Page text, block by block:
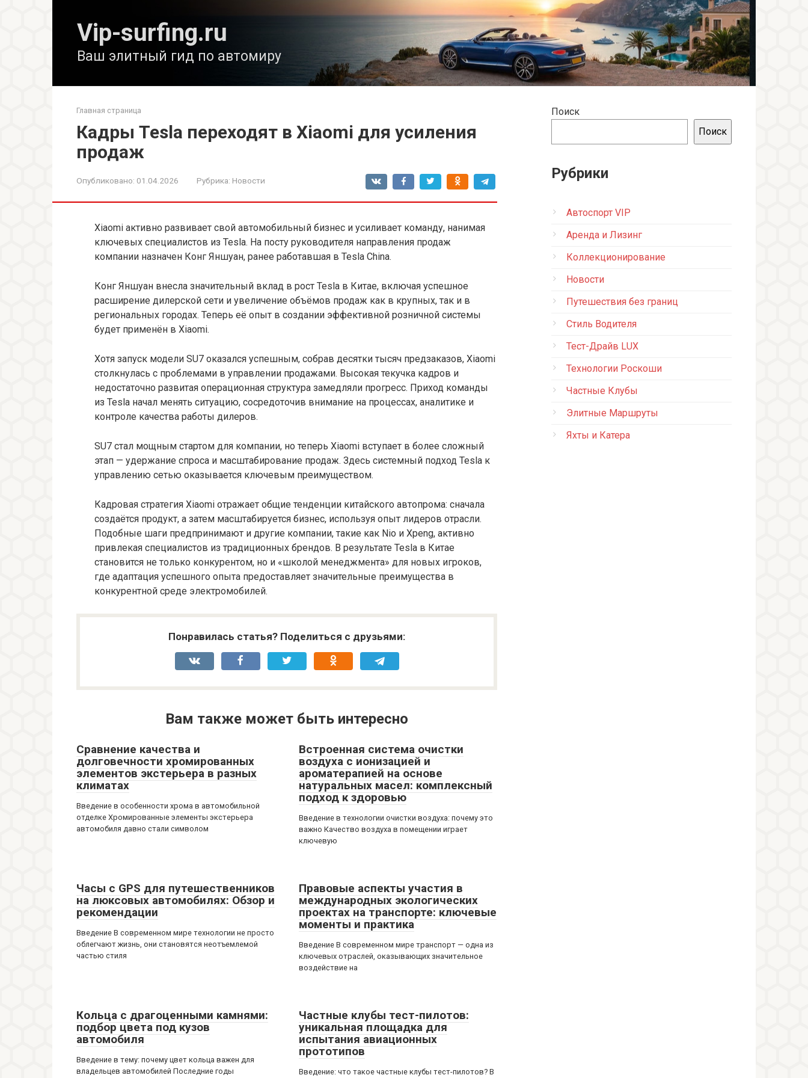
Vip-surfing.ru
Ваш элитный гид по автомиру
Главная страница
Кадры Tesla переходят в Xiaomi для усиления
продаж
Опубликовано: 01.04.2026 Рубрика: Новости
Xiaomi активно развивает свой автомобильный бизнес и усиливает команду, нанимая
ключевых специалистов из Tesla. На посту руководителя направления продаж
компании назначен Конг Яншуан, ранее работавшая в Tesla China.
Конг Яншуан внесла значительный вклад в рост Tesla в Китае, включая успешное
расширение дилерской сети и увеличение объёмов продаж как в крупных, так и в
региональных городах. Теперь её опыт в создании эффективной розничной системы
будет применён в Xiaomi.
Хотя запуск модели SU7 оказался успешным, собрав десятки тысяч предзаказов, Xiaomi
столкнулась с проблемами в управлении продажами. Высокая текучка кадров и
недостаточно развитая операционная структура замедляли прогресс. Приход команды
из Tesla начал менять ситуацию, сосредоточив внимание на процессах, аналитике и
контроле качества работы дилеров.
SU7 стал мощным стартом для компании, но теперь Xiaomi вступает в более сложный
этап — удержание спроса и масштабирование продаж. Здесь системный подход Tesla к
управлению сетью оказывается ключевым преимуществом.
Кадровая стратегия Xiaomi отражает общие тенденции китайского автопрома: сначала
создаётся продукт, а затем масштабируется бизнес, используя опыт лидеров отрасли.
Подобные шаги предпринимают и другие компании, такие как Nio и Xpeng, активно
привлекая специалистов из традиционных брендов. В результате Tesla в Китае
становится не только конкурентом, но и «школой менеджмента» для новых игроков,
где адаптация успешного опыта предоставляет значительные преимущества в
конкурентной среде электромобилей.
Понравилась статья? Поделиться с друзьями:
Вам также может быть интересно
Сравнение качества и
долговечности хромированных
элементов экстерьера в разных
климатах
Введение в особенности хрома в автомобильной
отделке Хромированные элементы экстерьера
автомобиля давно стали символом
Встроенная система очистки
воздуха с ионизацией и
ароматерапией на основе
натуральных масел: комплексный
подход к здоровью
Введение в технологии очистки воздуха: почему это
важно Качество воздуха в помещении играет
ключевую
Часы с GPS для путешественников
на люксовых автомобилях: Обзор и
рекомендации
Введение В современном мире технологии не просто
облегчают жизнь, они становятся неотъемлемой
частью стиля
Правовые аспекты участия в
международных экологических
проектах на транспорте: ключевые
моменты и практика
Введение В современном мире транспорт — одна из
ключевых отраслей, оказывающих значительное
воздействие на
Кольца с драгоценными камнями:
подбор цвета под кузов
автомобиля
Введение в тему: почему цвет кольца важен для
владельцев автомобилей Последние годы
Частные клубы тест-пилотов:
уникальная площадка для
испытания авиационных
прототипов
Введение: что такое частные клубы тест-пилотов? В
Поиск
Поиск
Рубрики
Автоспорт VIP
Аренда и Лизинг
Коллекционирование
Новости
Путешествия без границ
Стиль Водителя
Тест-Драйв LUX
Технологии Роскоши
Частные Клубы
Элитные Маршруты
Яхты и Катера